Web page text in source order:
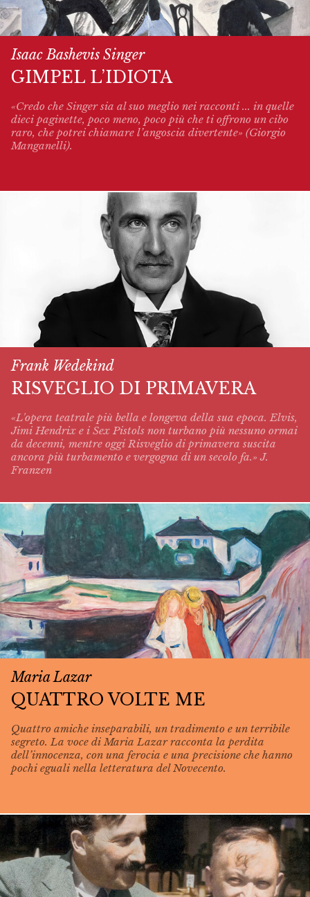
Isaac Bashevis Singer
GIMPEL L’IDIOTA
«Credo che Singer sia al suo meglio nei racconti ... in quelle
dieci paginette, poco meno, poco più che ti offrono un cibo
raro, che potrei chiamare l’angoscia divertente» (Giorgio
Manganelli).
Frank Wedekind
RISVEGLIO DI PRIMAVERA
«L'opera teatrale più bella e longeva della sua epoca. Elvis,
Jimi Hendrix e i Sex Pistols non turbano più nessuno ormai
da decenni, mentre oggi Risveglio di primavera suscita
ancora più turbamento e vergogna di un secolo fa.» J.
Franzen
Maria Lazar
QUATTRO VOLTE ME
Quattro amiche inseparabili, un tradimento e un terribile
segreto. La voce di Maria Lazar racconta la perdita
dell’innocenza, con una ferocia e una precisione che hanno
pochi eguali nella letteratura del Novecento.